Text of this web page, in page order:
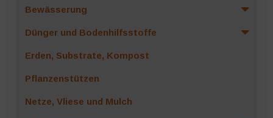
Bewässerung
Dünger und Bodenhilfsstoffe
Erden, Substrate, Kompost
Pflanzenstützen
Netze, Vliese und Mulch